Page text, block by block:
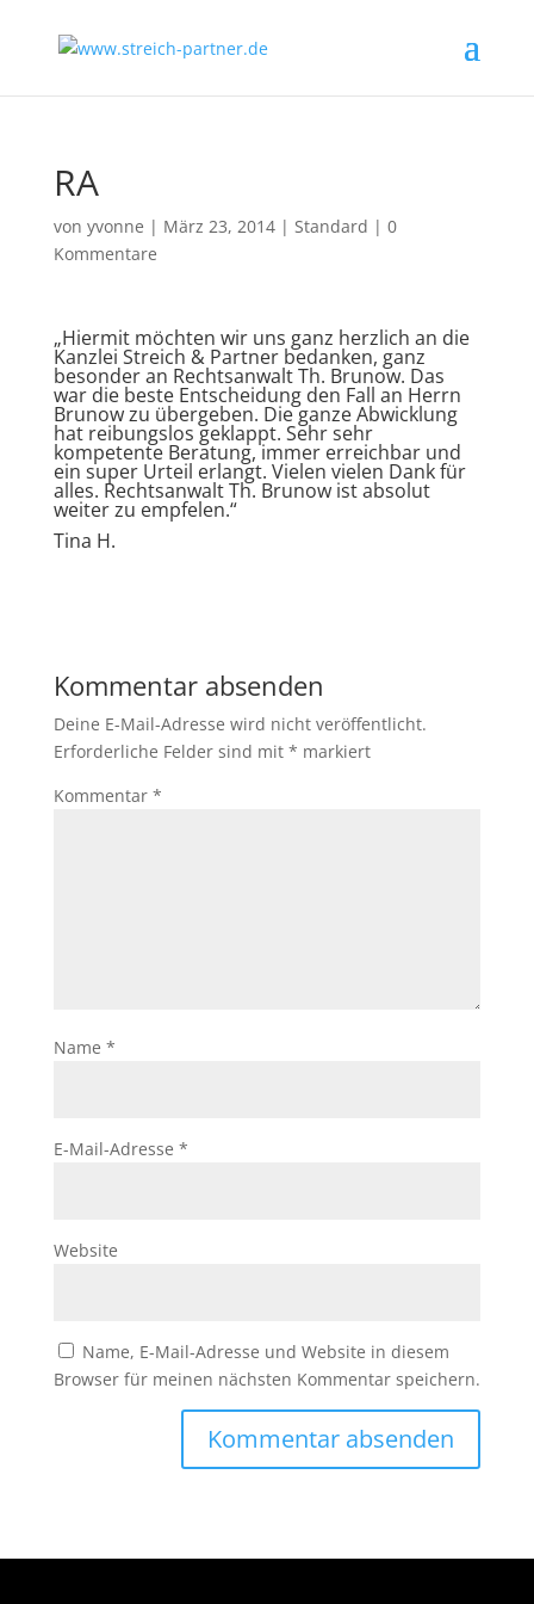
RA
von yvonne | März 23, 2014| Standard | 0
Kommentare
„Hiermit möchten wir uns ganz herzlich an die
Kanzlei Streich & Partner bedanken, ganz
besonder an Rechtsanwalt Th. Brunow. Das
war die beste Entscheidung den Fall an Herrn
Brunow zu übergeben. Die ganze Abwicklung
hat reibungslos geklappt. Sehr sehr
kompetente Beratung, immer erreichbar und
ein super Urteil erlangt. Vielen vielen Dank für
alles. Rechtsanwalt Th. Brunow ist absolut
weiter zu empfelen.“
Tina H.
Kommentar absenden
Deine E-Mail-Adresse wird nicht veröffentlicht.
Erforderliche Felder sind mit * markiert
Kommentar *
Name *
E-Mail-Adresse *
Website
Name, E-Mail-Adresse und Website in diesem
Browser für meinen nächsten Kommentar speichern.